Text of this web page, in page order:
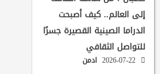
إلى العالم.. كيف أصبحت
الدراما الصينية القصيرة جسرًا
للتواصل الثقافي
ادمن